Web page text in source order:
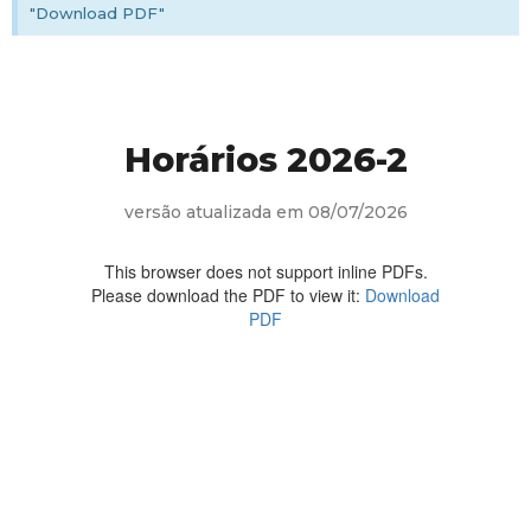
"Download PDF"
Horários 2026-2
versão atualizada em 08/07/2026
This browser does not support inline PDFs.
Please download the PDF to view it: Download
PDF